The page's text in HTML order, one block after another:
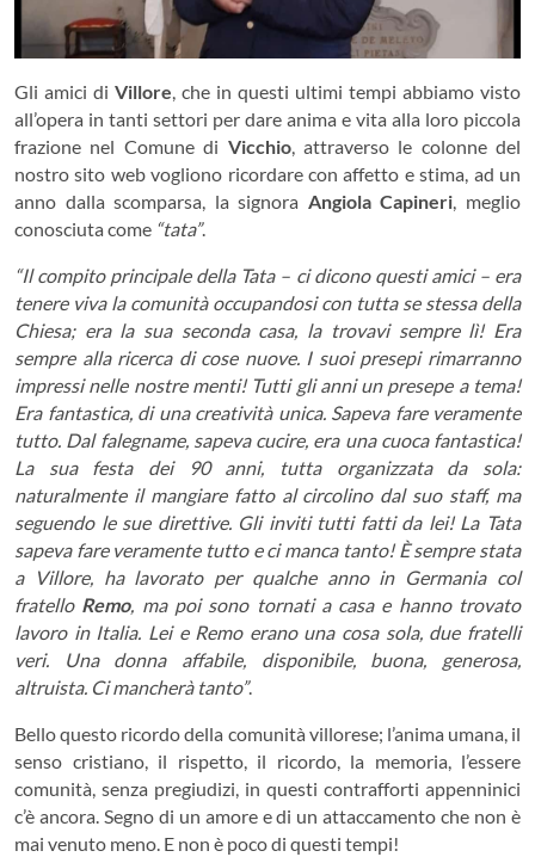
Gli amici di Villore, che in questi ultimi tempi abbiamo visto
all’opera in tanti settori per dare anima e vita alla loro piccola
frazione nel Comune di Vicchio, attraverso le colonne del
nostro sito web vogliono ricordare con affetto e stima, ad un
anno dalla scomparsa, la signora Angiola Capineri, meglio
conosciuta come “tata”.
“Il compito principale della Tata – ci dicono questi amici – era
tenere viva la comunità occupandosi con tutta se stessa della
Chiesa; era la sua seconda casa, la trovavi sempre lì! Era
sempre alla ricerca di cose nuove. I suoi presepi rimarranno
impressi nelle nostre menti! Tutti gli anni un presepe a tema!
Era fantastica, di una creatività unica. Sapeva fare veramente
tutto. Dal falegname, sapeva cucire, era una cuoca fantastica!
La sua festa dei 90 anni, tutta organizzata da sola:
naturalmente il mangiare fatto al circolino dal suo staff, ma
seguendo le sue direttive. Gli inviti tutti fatti da lei! La Tata
sapeva fare veramente tutto e ci manca tanto! È sempre stata
a Villore, ha lavorato per qualche anno in Germania col
fratello Remo, ma poi sono tornati a casa e hanno trovato
lavoro in Italia. Lei e Remo erano una cosa sola, due fratelli
veri. Una donna affabile, disponibile, buona, generosa,
altruista. Ci mancherà tanto”.
Bello questo ricordo della comunità villorese; l’anima umana, il
senso cristiano, il rispetto, il ricordo, la memoria, l’essere
comunità, senza pregiudizi, in questi contrafforti appenninici
c’è ancora. Segno di un amore e di un attaccamento che non è
mai venuto meno. E non è poco di questi tempi!